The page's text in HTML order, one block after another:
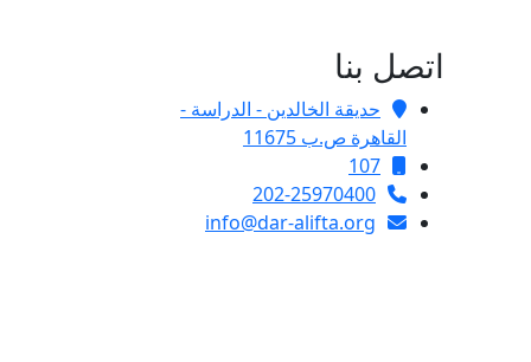
اتصل بنا
حديقة الخالدين - الدراسة -
القاهرة ص.ب 11675
107
202-25970400
info@dar-alifta.org